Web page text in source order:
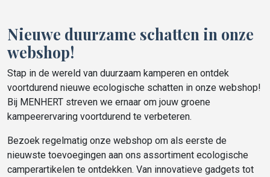
Nieuwe duurzame schatten in onze
webshop!
Stap in de wereld van duurzaam kamperen en ontdek
voortdurend nieuwe ecologische schatten in onze webshop!
Bij MENHERT streven we ernaar om jouw groene
kampeerervaring voortdurend te verbeteren.
Bezoek regelmatig onze webshop om als eerste de
nieuwste toevoegingen aan ons assortiment ecologische
camperartikelen te ontdekken. Van innovatieve gadgets tot